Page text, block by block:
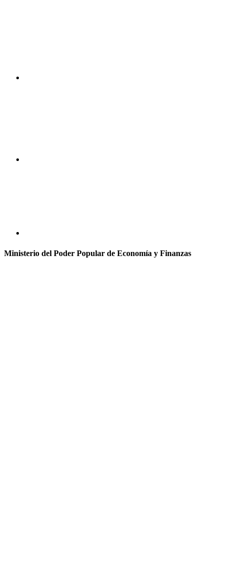
Ministerio del Poder Popular de Economía y Finanzas